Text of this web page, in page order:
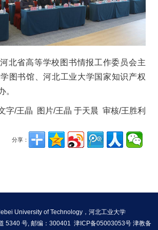
北省高等学校图书情报工作委员会主
图书馆、河北工业大学国家知识产权
。
字/王晶 图片/王晶 于天晨 审核/王胜利
分享：
University of Technology，河北工业大学
5340 号, 邮编：300401 津ICP备05003053号 津教备